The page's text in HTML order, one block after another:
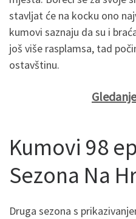
stavljat će na kocku ono
kumovi saznaju da su i
još više rasplamsa, tad
ostavštinu.
Kumovi 98
Sezona Na
Druga sezona s